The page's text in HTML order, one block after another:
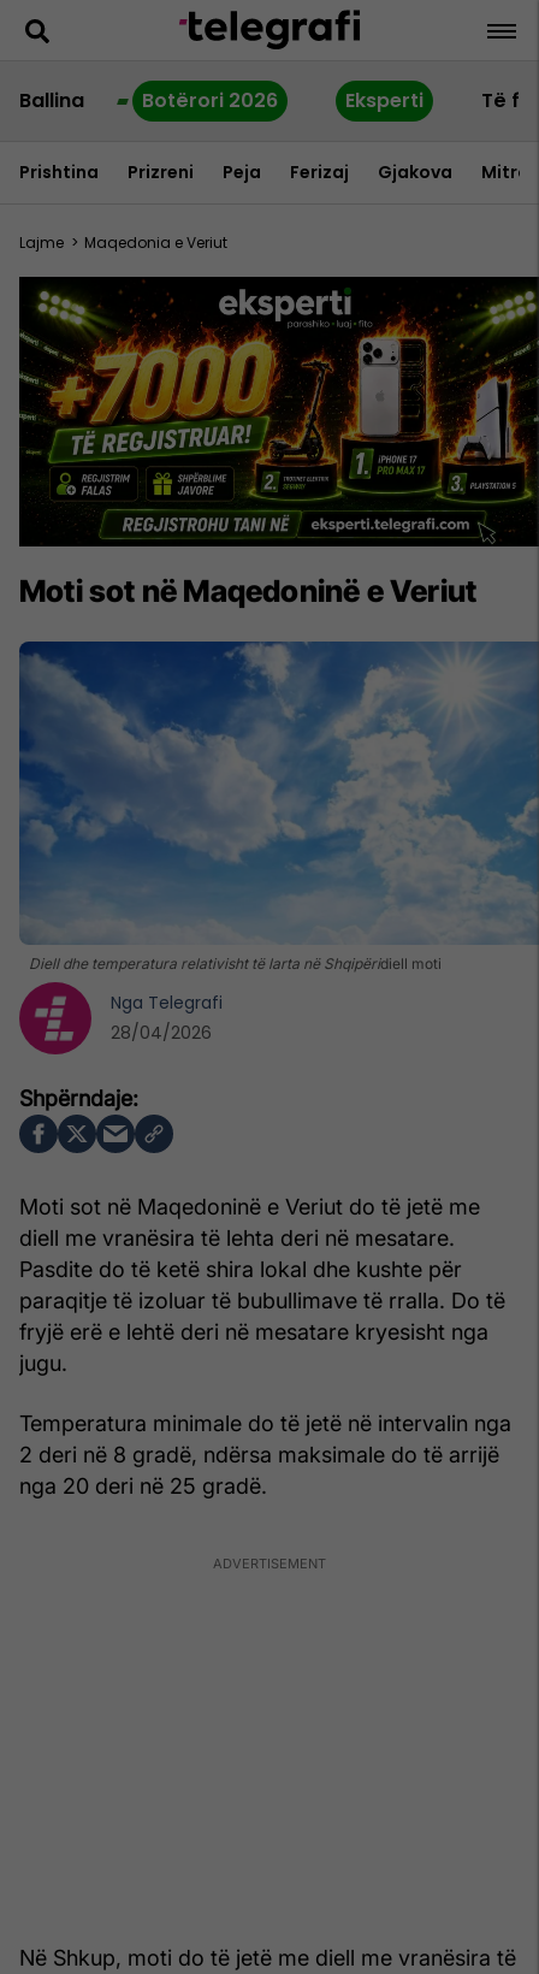
Ballina Botërori 2026 Eksperti Të
Prishtina Prizreni Peja Ferizaj Gjakova
Lajme > Maqedonia e Veriut
Moti sot në Maqedoninë e Veriut
Diell dhe temperatura relativisht të larta në Shqipëridiell moti
Moti sot në Maqedoninë e Veriut do të jetë me
diell me vranësira të lehta deri në mesatare.
Pasdite do të ketë shira lokal dhe kushte për
paraqitje të izoluar të bubullimave të rralla. Do të
fryjë erë e lehtë deri në mesatare kryesisht nga
jugu.
Temperatura minimale do të jetë në intervalin nga
2 deri në 8 gradë, ndërsa maksimale do të arrijë
nga 20 deri në 25 gradë.
Në Shkup, moti do të jetë me diell me vranësira të
Nga Telegrafi
28/04/2026